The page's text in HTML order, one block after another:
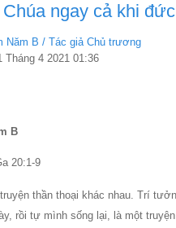
ngay cả khi
Năm B / Tác giả Chủ trương
4 2021 01:36
B
20:1-9
thần thoại khác nhau. Trí
rồi tự mình sống lại, là một